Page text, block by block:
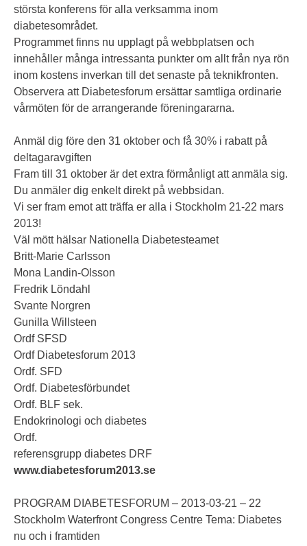
största konferens för alla verksamma inom
diabetesområdet.
Programmet finns nu upplagt på webbplatsen och
innehåller många intressanta punkter om allt från nya rön
inom kostens inverkan till det senaste på teknikfronten.
Observera att Diabetesforum ersättar samtliga ordinarie
vårmöten för de arrangerande föreningararna.
Anmäl dig före den 31 oktober och få 30% i rabatt på
deltagaravgiften
Fram till 31 oktober är det extra förmånligt att anmäla sig.
Du anmäler dig enkelt direkt på webbsidan.
Vi ser fram emot att träffa er alla i Stockholm 21-22 mars
2013!
Väl mött hälsar Nationella Diabetesteamet
Britt-Marie Carlsson
Mona Landin-Olsson
Fredrik Löndahl
Svante Norgren
Gunilla Willsteen
Ordf SFSD
Ordf Diabetesforum 2013
Ordf. SFD
Ordf. Diabetesförbundet
Ordf. BLF sek.
Endokrinologi och diabetes
Ordf.
referensgrupp diabetes DRF
www.diabetesforum2013.se
PROGRAM DIABETESFORUM – 2013-03-21 – 22
Stockholm Waterfront Congress Centre Tema: Diabetes
nu och i framtiden